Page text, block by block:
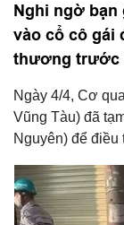
Nghi ngờ bạn
vào cổ cô gái
thương trước
Ngày 4/4, Cơ
Vũng Tàu) đã
Nguyên) để